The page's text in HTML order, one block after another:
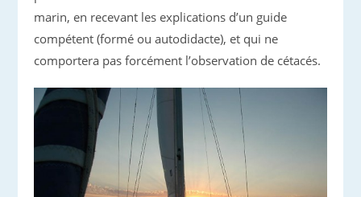
marin, en recevant les explications d’un guide
compétent (formé ou autodidacte), et qui ne
comportera pas forcément l’observation de cétacés.